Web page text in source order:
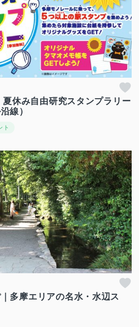
夏休み自由研究スタンプラリー
線）
ト
多摩エリアの名水・水辺ス